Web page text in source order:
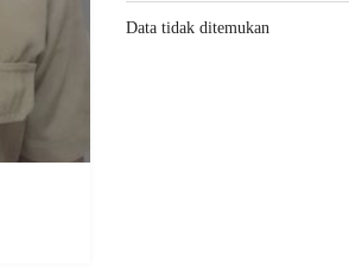
Data tidak ditemukan